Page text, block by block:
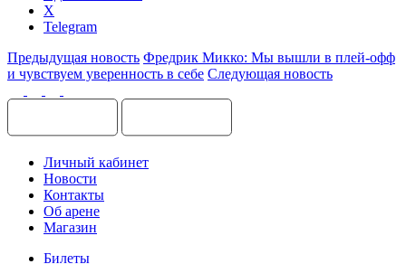
X
Telegram
Предыдущая новость Фредрик Микко: Мы вышли в плей-офф
и чувствуем уверенность в себе Следующая новость
Личный кабинет
Новости
Контакты
Об арене
Магазин
Билеты